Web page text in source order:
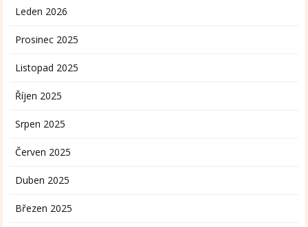
Leden 2026
Prosinec 2025
Listopad 2025
Říjen 2025
Srpen 2025
Červen 2025
Duben 2025
Březen 2025